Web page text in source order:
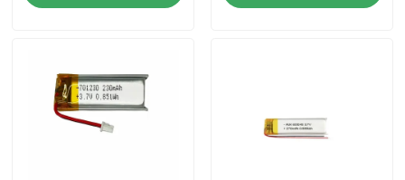
Produk
Cleansing Devices